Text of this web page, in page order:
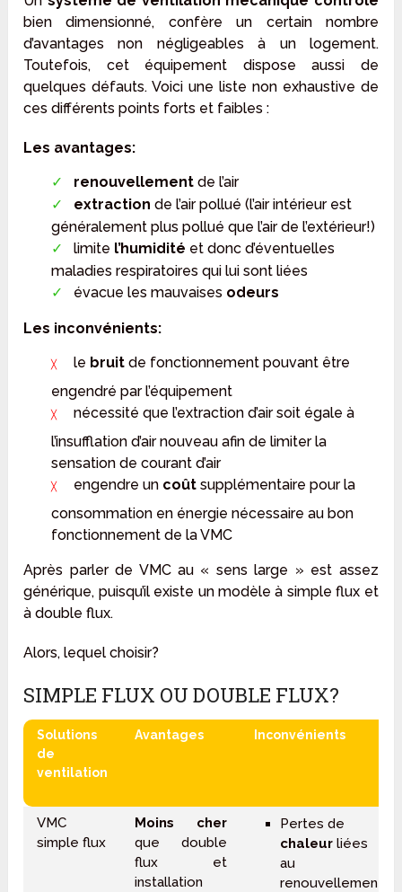
bien dimensionné, confère un certain nombre
d’avantages non négligeables à un logement.
Toutefois, cet équipement dispose aussi de
quelques défauts. Voici une liste non exhaustive de
ces différents points forts et faibles :
Les avantages:
renouvellementde l’air
extraction de l’air pollué (l’air intérieur est
généralement plus pollué que l’air de l’extérieur!)
limite l’humidité et donc d’éventuelles
maladies respiratoires qui lui sont liées
évacue les mauvaises odeurs
Les inconvénients:
le bruitde fonctionnement pouvant être
engendré par l’équipement
nécessité que l’extraction d’air soit égale à
l’insufflation d’air nouveau afin de limiter la
sensation de courant d’air
engendre un coûtsupplémentaire pour la
consommation en énergie nécessaire au bon
fonctionnement de la VMC
Après parler de VMC au « sens large » est assez
générique, puisqu’il existe un modèle à simple flux et
à double flux.
Alors, lequel choisir?
SIMPLE FLUX OU DOUBLE FLUX?
Solutions
de
ventilation
Avantages Inconvénients
VMC
simple flux
Moins cher
que double
flux et
installation
Pertes de
chaleurliées
au
renouvellement